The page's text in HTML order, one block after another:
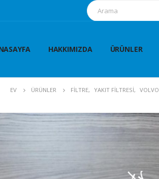
HAKKIMIZDA ÜRÜNLER
EV ÜRÜNLER FİLTRE, YAKIT FİLTRESİ, VOLVO